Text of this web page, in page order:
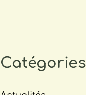
Catégories